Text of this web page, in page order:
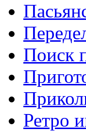
Поиск
Ретро